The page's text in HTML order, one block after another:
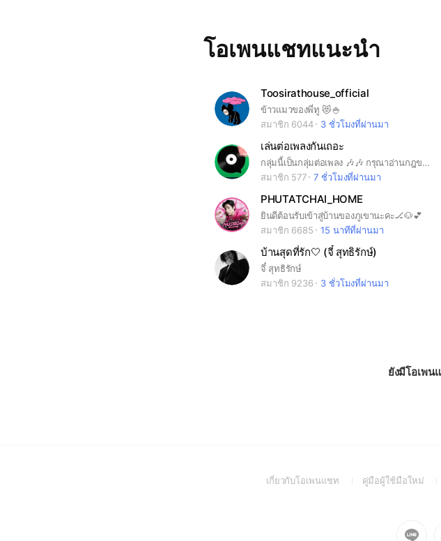
โอเพนแชทแนะนำ
Toosirathouse_official
ข้าวแมวของพี่ทู 😻🍚
สมาชิก 6044
3 ชั่วโมงที่ผ่านมา
เล่นต่อเพลงกันเถอะ
กลุ่มนี้เป็นกลุ่มต่อเพลง 🎶🎶 กรุณาอ่านกฎของแต่ละห้องและทำตามด้วยนะคะ เพื่อความเป็นระเบียบและไม่รบกวนผู้เล่นคนเก่า หากใครเข้ามาแล้วไม่ทำตามเราจะลบออกทันที ขอบคุณค่ะ
สมาชิก 577
7 ชั่วโมงที่ผ่านมา
PHUTATCHAI_HOME
ยินดีต้อนรับเข้าสู่บ้านของภูเขานะคะ🏒🐶💕
สมาชิก 6685
15 นาทีที่ผ่านมา
บ้านสุดที่รัก🤍 (จี๋ สุทธิรักษ์)
จี๋ สุทธิรักษ์
สมาชิก 9236
3 ชั่วโมงที่ผ่านมา
ยังมีโอเพ
เกี่ยวกับโอเพนแชท
(Openคู่มือผู้ใช้มือใหม่
Go